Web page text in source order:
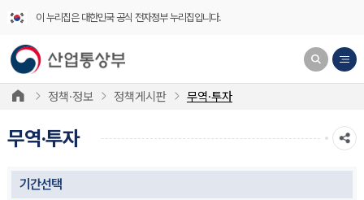
이 누리집은 대한민국 공식 전자정부 누리집입니다.
정책·정보 정책게시판 무역·투자
무역·투자
기간선택